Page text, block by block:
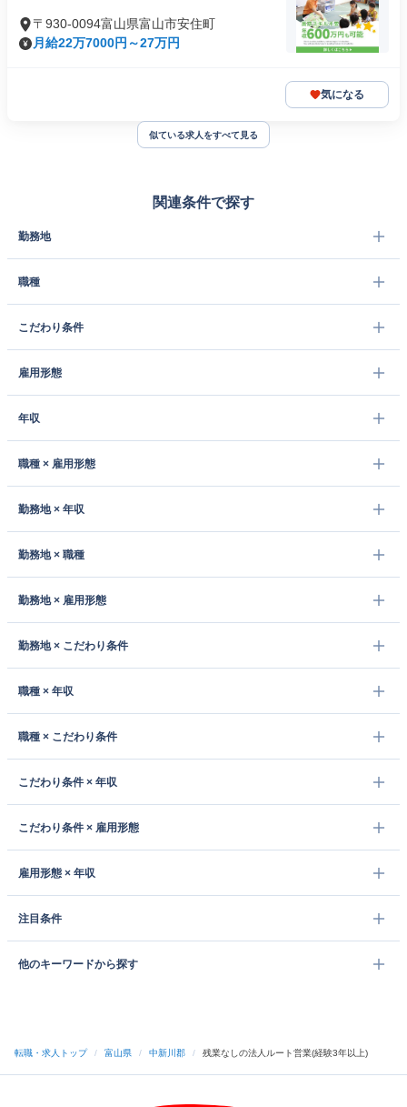
〒930-0094富山県富山市安住町
月給22万7000円～27万円
気になる
似ている求人をすべて見る
関連条件で探す
勤務地
職種
こだわり条件
雇用形態
年収
職種 × 雇用形態
勤務地 × 年収
勤務地 × 職種
勤務地 × 雇用形態
勤務地 × こだわり条件
職種 × 年収
職種 × こだわり条件
こだわり条件 × 年収
こだわり条件 × 雇用形態
雇用形態 × 年収
注目条件
他のキーワードから探す
転職・求人トップ / 富山県 / 中新川郡 / 残業なしの法人ルート営業(経験3年以上)